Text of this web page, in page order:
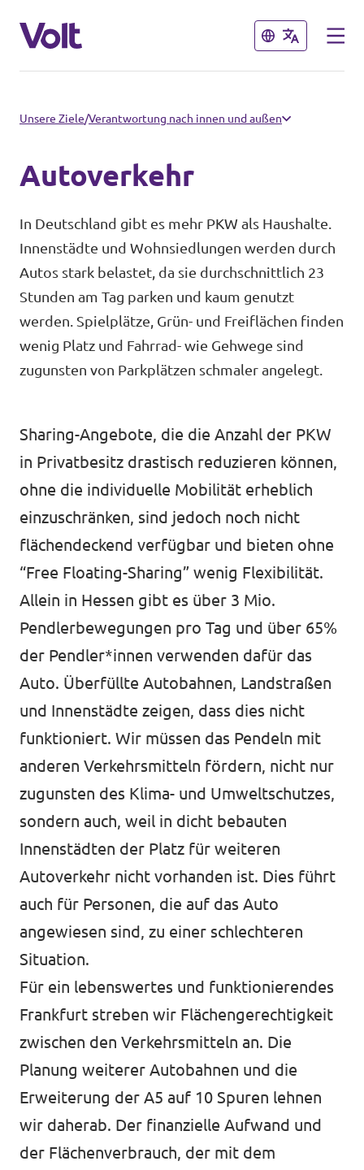
Schließen
Landesebene
Volt Hessen
Bundesebene
Volt Deutschland
Länderteams in Deutschland
Volt Europa
Nationale Teams in Europa
Schließen
Über Volt
Neuigkeiten
Volt im Römer
Kommunalwahl 2026
Unterstütz' uns!
Transparenz
Impressum
Kontakt
Unsere Ziele/Verantwortung nach innen und außen
Autoverkehr
In Deutschland gibt es mehr PKW als Haushalte.
Innenstädte und Wohnsiedlungen werden durch
Autos stark belastet, da sie durchschnittlich 23
Stunden am Tag parken und kaum genutzt
werden. Spielplätze, Grün- und Freiflächen finden
wenig Platz und Fahrrad- wie Gehwege sind
zugunsten von Parkplätzen schmaler angelegt.
Sharing-Angebote, die die Anzahl der PKW
in Privatbesitz drastisch reduzieren können,
ohne die individuelle Mobilität erheblich
einzuschränken, sind jedoch noch nicht
flächendeckend verfügbar und bieten ohne
“Free Floating-Sharing” wenig Flexibilität.
Allein in Hessen gibt es über 3 Mio.
Pendlerbewegungen pro Tag und über 65%
der Pendler*innen verwenden dafür das
Auto. Überfüllte Autobahnen, Landstraßen
und Innenstädte zeigen, dass dies nicht
funktioniert. Wir müssen das Pendeln mit
anderen Verkehrsmitteln fördern, nicht nur
zugunsten des Klima- und Umweltschutzes,
sondern auch, weil in dicht bebauten
Innenstädten der Platz für weiteren
Autoverkehr nicht vorhanden ist. Dies führt
auch für Personen, die auf das Auto
angewiesen sind, zu einer schlechteren
Situation.
Für ein lebenswertes und funktionierendes
Frankfurt streben wir Flächengerechtigkeit
zwischen den Verkehrsmitteln an. Die
Planung weiterer Autobahnen und die
Erweiterung der A5 auf 10 Spuren lehnen
wir daherab. Der finanzielle Aufwand und
der Flächenverbrauch, der mit dem